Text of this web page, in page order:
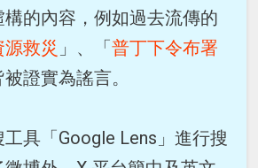
的內容，例如過去流傳的
救災 」、「普丁下令布署
被證實為謠言。
具「Google Lens」進行搜